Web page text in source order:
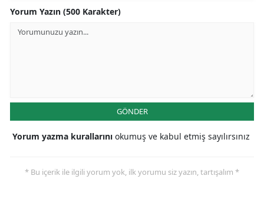
Yorum Yazın (500 Karakter)
GÖNDER
Yorum yazma kurallarını okumuş ve kabul etmiş sayılırsınız
* Bu içerik ile ilgili yorum yok, ilk yorumu siz yazın, tartışalım *